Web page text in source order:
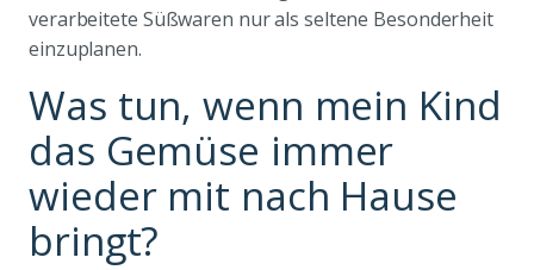
verarbeitete Süßwaren nur als seltene Besonderheit
einzuplanen.
Was tun, wenn mein Kind
das Gemüse immer
wieder mit nach Hause
bringt?